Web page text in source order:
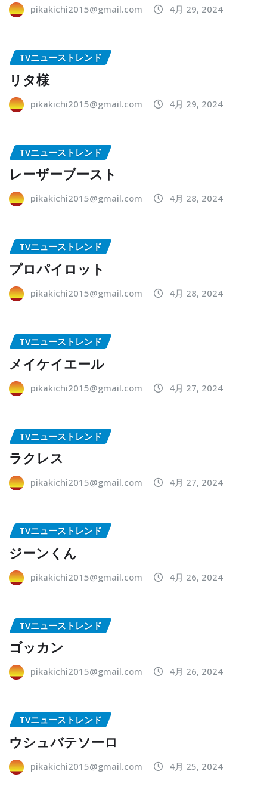
pikakichi2015@gmail.com 4月 29, 2024
TVニューストレンド
リタ様
pikakichi2015@gmail.com 4月 29, 2024
TVニューストレンド
レーザーブースト
pikakichi2015@gmail.com 4月 28, 2024
TVニューストレンド
プロパイロット
pikakichi2015@gmail.com 4月 28, 2024
TVニューストレンド
メイケイエール
pikakichi2015@gmail.com 4月 27, 2024
TVニューストレンド
ラクレス
pikakichi2015@gmail.com 4月 27, 2024
TVニューストレンド
ジーンくん
pikakichi2015@gmail.com 4月 26, 2024
TVニューストレンド
ゴッカン
pikakichi2015@gmail.com 4月 26, 2024
TVニューストレンド
ウシュバテソーロ
pikakichi2015@gmail.com 4月 25, 2024